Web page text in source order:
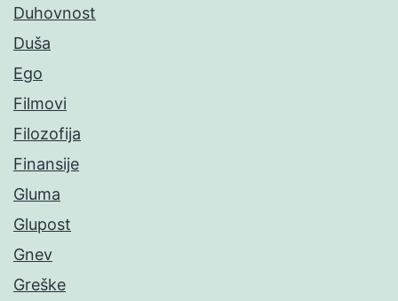
Duhovnost
Duša
Ego
Filmovi
Filozofija
Finansije
Gluma
Glupost
Gnev
Greške